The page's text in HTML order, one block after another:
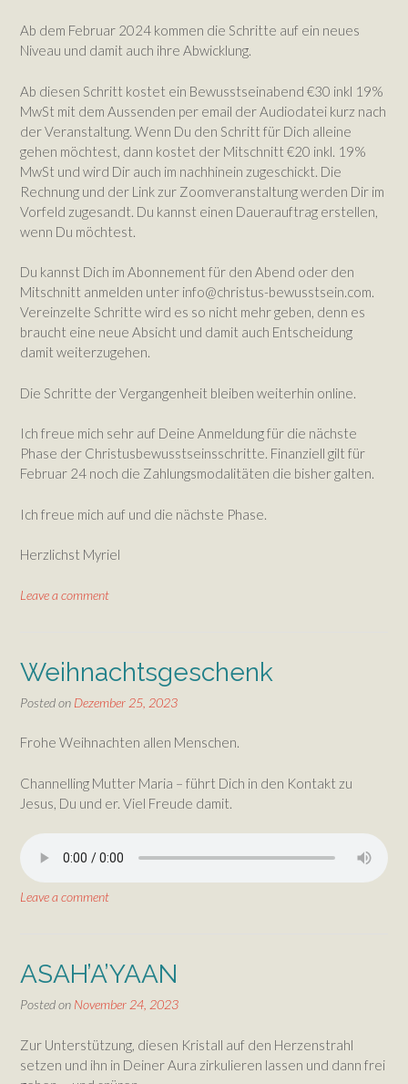
Ab dem Februar 2024 kommen die Schritte auf ein neues
Niveau und damit auch ihre Abwicklung.
Ab diesen Schritt kostet ein Bewusstseinabend €30 inkl 19%
MwSt mit dem Aussenden per email der Audiodatei kurz nach
der Veranstaltung. Wenn Du den Schritt für Dich alleine
gehen möchtest, dann kostet der Mitschnitt €20 inkl. 19%
MwSt und wird Dir auch im nachhinein zugeschickt. Die
Rechnung und der Link zur Zoomveranstaltung werden Dir im
Vorfeld zugesandt. Du kannst einen Dauerauftrag erstellen,
wenn Du möchtest.
Du kannst Dich im Abonnement für den Abend oder den
Mitschnitt anmelden unter info@christus-bewusstsein.com.
Vereinzelte Schritte wird es so nicht mehr geben, denn es
braucht eine neue Absicht und damit auch Entscheidung
damit weiterzugehen.
Die Schritte der Vergangenheit bleiben weiterhin online.
Ich freue mich sehr auf Deine Anmeldung für die nächste
Phase der Christusbewusstseinsschritte. Finanziell gilt für
Februar 24 noch die Zahlungsmodalitäten die bisher galten.
Ich freue mich auf und die nächste Phase.
Herzlichst Myriel
Leave a comment
Weihnachtsgeschenk
Posted on Dezember 25, 2023
Frohe Weihnachten allen Menschen.
Channelling Mutter Maria – führt Dich in den Kontakt zu
Jesus, Du und er. Viel Freude damit.
Leave a comment
ASAH’A’YAAN
Posted on November 24, 2023
Zur Unterstützung, diesen Kristall auf den Herzenstrahl
setzen und ihn in Deiner Aura zirkulieren lassen und dann frei